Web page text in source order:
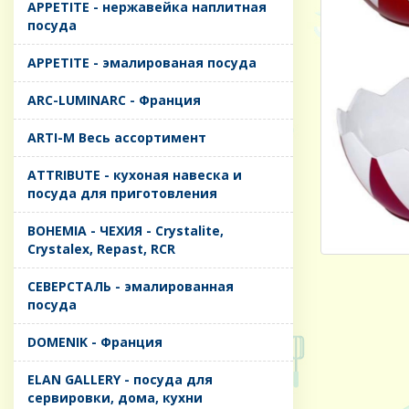
APPETITE - нержавейка наплитная
посуда
APPETITE - эмалированая посуда
ARC-LUMINARC - Франция
ARTI-M Весь ассортимент
ATTRIBUTE - кухоная навеска и
посуда для приготовления
BOHEMIA - ЧЕХИЯ - Crystalite,
Crystalex, Repast, RCR
CЕВЕРСТАЛЬ - эмалированная
посуда
DOMENIK - Франция
ELAN GALLERY - посуда для
сервировки, дома, кухни